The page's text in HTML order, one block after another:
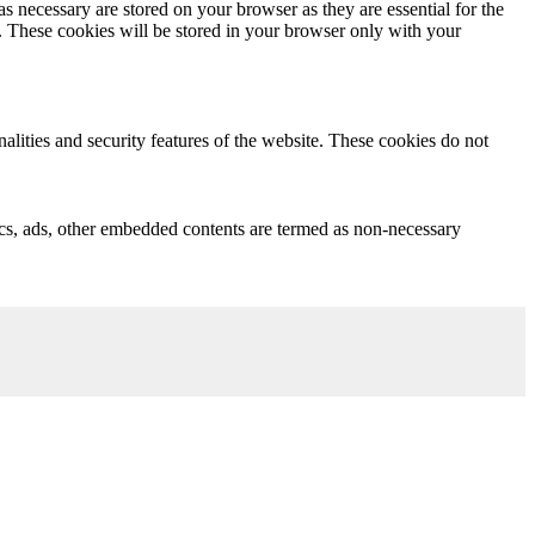
are stored on your browser as they are essential for the
These cookies will be stored in your browser only with your
and security features of the website. These cookies do not
other embedded contents are termed as non-necessary